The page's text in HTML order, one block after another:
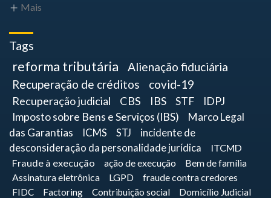
Mais
Tags
reforma tributária
Alienação fiduciária
Recuperação de créditos
covid-19
Recuperação judicial CBS IBS STF
IDPJ
Imposto sobre Bens e Serviços (IBS)
Marco Legal
das Garantias
ICMS STJ
incidente de
desconsideração da personalidade jurídica
ITCMD
Fraude à execução
ação de execução
Bem de família
Assinatura eletrônica
LGPD fraude contra credores
FIDC Factoring Contribuição social
Domicílio Judicial